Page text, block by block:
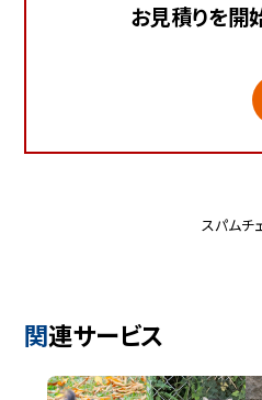
お見積りを開
スパムチ
関連サービス